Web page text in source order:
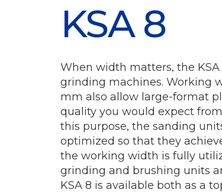
KSA 8
When width matters, the
grinding machines. Working
mm also allow large-format
quality you would expect
this purpose, the sanding
optimized so that they
the working width is fully
grinding and brushing units
KSA 8 is available both as a